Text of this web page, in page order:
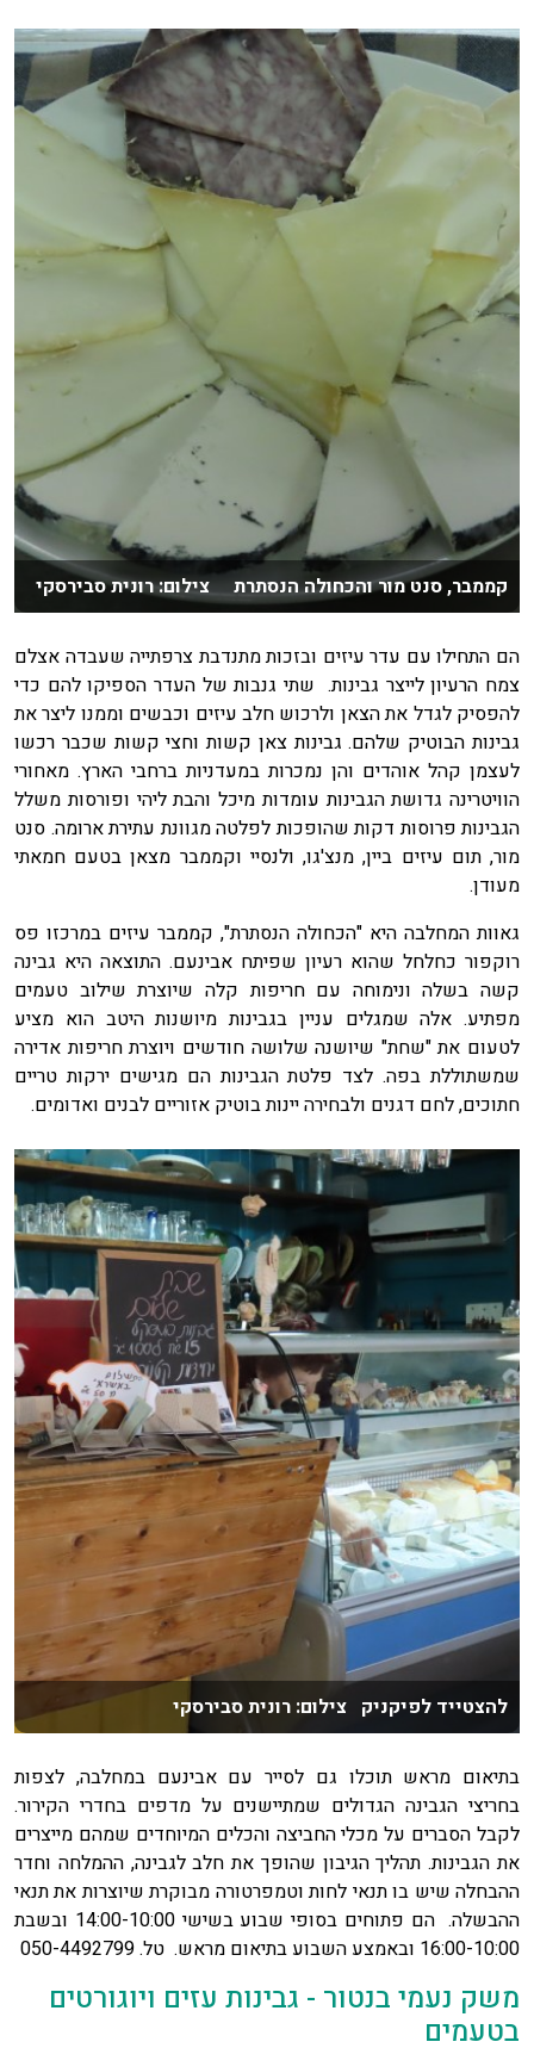
קממבר, סנט מור והכחולה הנסתרת צילום: רונית סבירסקי
הם התחילו עם עדר עיזים ובזכות מתנדבת צרפתייה שעבדה אצלם
צמח הרעיון לייצר גבינות. שתי גנבות של העדר הספיקו להם כדי
להפסיק לגדל את הצאן ולרכוש חלב עיזים וכבשים וממנו ליצר את
גבינות הבוטיק שלהם. גבינות צאן קשות וחצי קשות שכבר רכשו
לעצמן קהל אוהדים והן נמכרות במעדניות ברחבי הארץ. מאחורי
הוויטרינה גדושת הגבינות עומדות מיכל והבת ליהי ופורסות משלל
הגבינות פרוסות דקות שהופכות לפלטה מגוונת עתירת ארומה. סנט
מור, תום עיזים ביין, מנצ'גו, ולנסיי וקממבר מצאן בטעם חמאתי
מעודן.
גאוות המחלבה היא "הכחולה הנסתרת", קממבר עיזים במרכזו פס
רוקפור כחלחל שהוא רעיון שפיתח אבינעם. התוצאה היא גבינה
קשה בשלה ונימוחה עם חריפות קלה שיוצרת שילוב טעמים
מפתיע. אלה שמגלים עניין בגבינות מיושנות היטב הוא מציע
לטעום את "שחת" שיושנה שלושה חודשים ויוצרת חריפות אדירה
שמשתוללת בפה. לצד פלטת הגבינות הם מגישים ירקות טריים
חתוכים, לחם דגנים ולבחירה יינות בוטיק אזוריים לבנים ואדומים.
להצטייד לפיקניק צילום: רונית סבירסקי
בתיאום מראש תוכלו גם לסייר עם אבינעם במחלבה, לצפות
בחריצי הגבינה הגדולים שמתיישנים על מדפים בחדרי הקירור.
לקבל הסברים על מכלי החביצה והכלים המיוחדים שמהם מייצרים
את הגבינות. תהליך הגיבון שהופך את חלב לגבינה, ההמלחה וחדר
ההבחלה שיש בו תנאי לחות וטמפרטורה מבוקרת שיוצרות את תנאי
ההבשלה. הם פתוחים בסופי שבוע בשישי 14:00-10:00 ובשבת
16:00-10:00 ובאמצע השבוע בתיאום מראש. טל. 050-4492799
משק נעמי בנטור - גבינות עזים ויוגורטים
בטעמים